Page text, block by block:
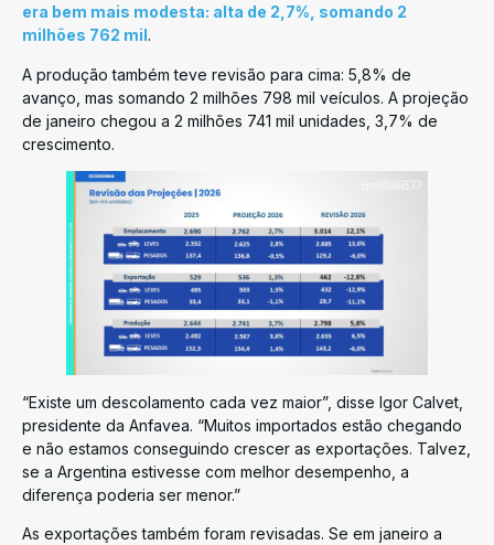
era bem mais modesta: alta de 2,7%, somando 2
milhões 762 mil.
A produção também teve revisão para cima: 5,8% de
avanço, mas somando 2 milhões 798 mil veículos. A projeção
de janeiro chegou a 2 milhões 741 mil unidades, 3,7% de
crescimento.
“Existe um descolamento cada vez maior”, disse Igor Calvet,
presidente da Anfavea. “Muitos importados estão chegando
e não estamos conseguindo crescer as exportações. Talvez,
se a Argentina estivesse com melhor desempenho, a
diferença poderia ser menor.”
As exportações também foram revisadas. Se em janeiro a